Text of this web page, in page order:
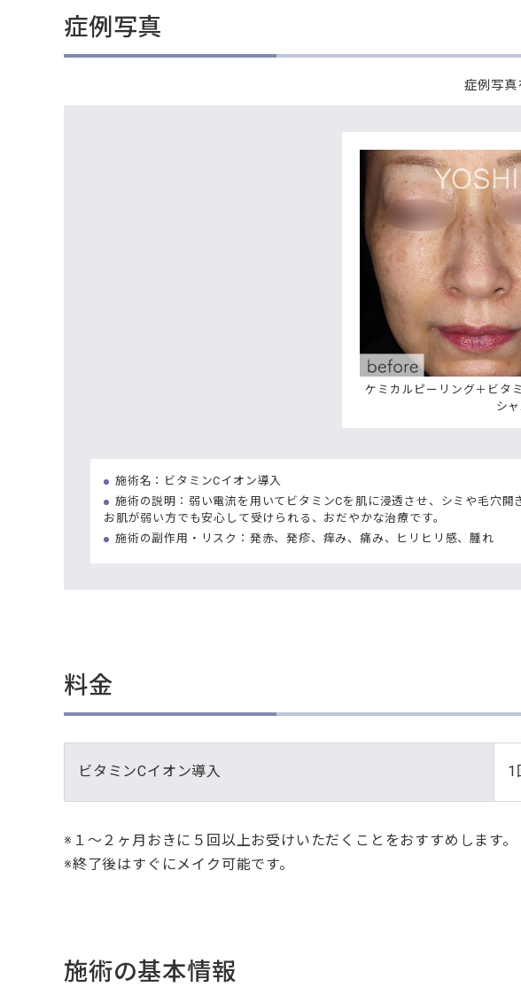
症例写真
症例写真
ケミカルピーリング＋ビタ
シ
施術名：ビタミンCイオン導入
施術の説明：弱い電流を用いてビタミンCを肌に浸透させ、シミや毛穴開
お肌が弱い方でも安心して受けられる、おだやかな治療です。
施術の副作用・リスク：発赤、発疹、痒み、痛み、ヒリヒリ感、腫れ
料金
ビタミンCイオン導入 1
※１～２ヶ月おきに５回以上お受けいただくことをおすすめします。
※終了後はすぐにメイク可能です。
施術の基本情報